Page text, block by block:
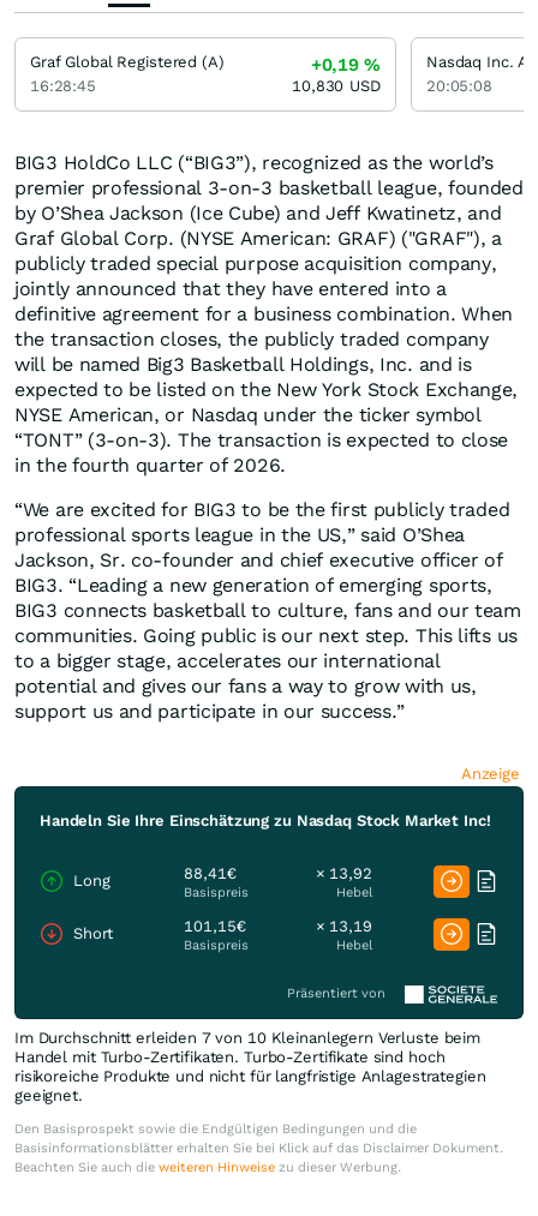
BIG3 HoldCo LLC (“BIG3”), recognized as the world’s
premier professional 3-on-3 basketball league, founded
by O’Shea Jackson (Ice Cube) and Jeff Kwatinetz, and
Graf Global Corp. (NYSE American: GRAF) ("GRAF"), a
publicly traded special purpose acquisition company,
jointly announced that they have entered into a
definitive agreement for a business combination. When
the transaction closes, the publicly traded company
will be named Big3 Basketball Holdings, Inc. and is
expected to be listed on the New York Stock Exchange,
NYSE American, or Nasdaq under the ticker symbol
“TONT” (3-on-3). The transaction is expected to close
in the fourth quarter of 2026.
“We are excited for BIG3 to be the first publicly traded
professional sports league in the US,” said O’Shea
Jackson, Sr. co-founder and chief executive officer of
BIG3. “Leading a new generation of emerging sports,
BIG3 connects basketball to culture, fans and our team
communities. Going public is our next step. This lifts us
to a bigger stage, accelerates our international
potential and gives our fans a way to grow with us,
support us and participate in our success.”
Anzeige
Handeln Sie Ihre Einschätzung zu Nasdaq Stock Market Inc!
Long 88,41€
Basispreis
× 13,92
Hebel
Short 101,15€
Basispreis
× 13,19
Hebel
Präsentiert von
Im Durchschnitt erleiden 7 von 10 Kleinanlegern Verluste beim
Handel mit Turbo-Zertifikaten. Turbo-Zertifikate sind hoch
risikoreiche Produkte und nicht für langfristige Anlagestrategien
geeignet.
Den Basisprospekt sowie die Endgültigen Bedingungen und die
Basisinformationsblätter erhalten Sie bei Klick auf das Disclaimer Dokument.
Beachten Sie auch die weiteren Hinweise zu dieser Werbung.
Graf Global Registered (A)
16:28:45
+0,19%
10,830 USD
Nasdaq Inc.
20:05:08